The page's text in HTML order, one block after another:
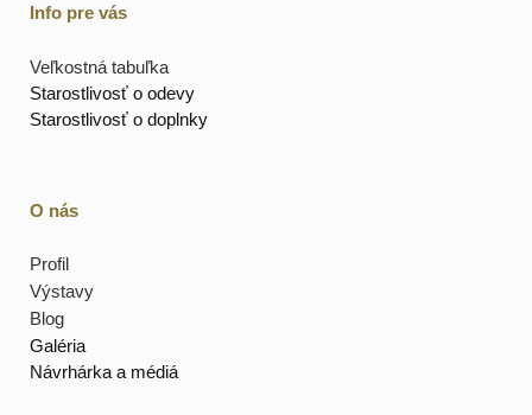
Info pre vás
Veľkostná tabuľka
Starostlivosť o odevy
Starostlivosť o doplnky
O nás
Profil
Výstavy
Blog
Galéria
Návrhárka a médiá